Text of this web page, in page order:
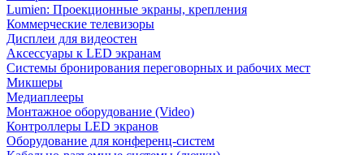
Lumien: Проекционные экраны, крепления
Коммерческие телевизоры
Дисплеи для видеостен
Аксессуары к LED экранам
Системы бронирования переговорных и рабочих мест
Микшеры
Медиаплееры
Монтажное оборудование (Video)
Контроллеры LED экранов
Оборудование для конференц-систем